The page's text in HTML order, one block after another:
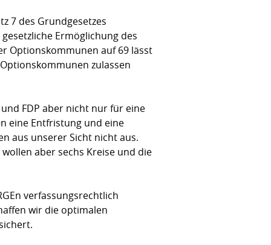
7 des Grundgesetzes
Ermöglichung des
Optionskommunen auf 69 lässt
zulassen
FDP aber nicht nur für eine
eine Entfristung und eine
aus unserer Sicht nicht aus.
aber sechs Kreise und die
verfassungsrechtlich
wir die optimalen